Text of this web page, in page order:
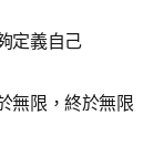
定義自己
無限，終於無限